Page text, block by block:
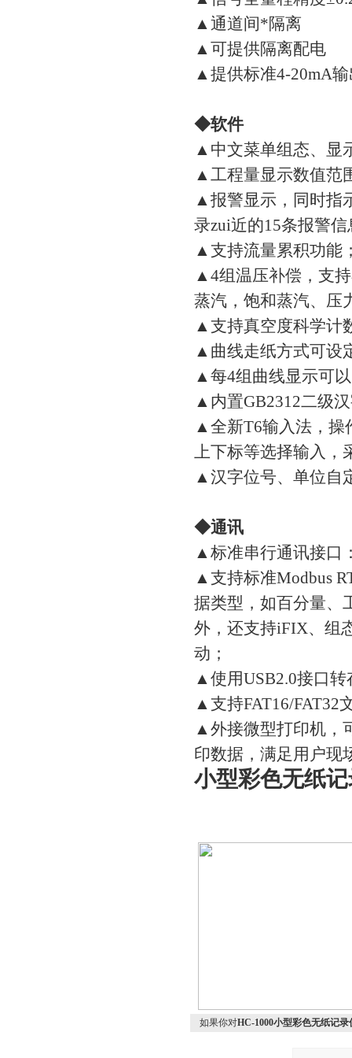
▲通道间*隔离
▲可提供隔离配电
▲提供标准4-20mA输
◆软件
▲中文菜单组态、显
▲工程量显示数值范
▲报警显示，同时指
录zui近的15条报警信
▲支持流量累积功能
▲4组温压补偿，支
蒸汽，饱和蒸汽、压
▲支持真空度科学计
▲曲线走纸方式可设
▲每4组曲线显示可
▲内置GB2312二级
▲全新T6输入法，操
上下标等选择输入，
▲汉字位号、单位自
◆通讯
▲标准串行通讯接口
▲支持标准Modbus
据类型，如百分量、
外，还支持iFIX、组
动；
▲使用USB2.0接口转
▲支持FAT16/FAT32
▲外接微型打印机，
印数据，满足用户现
小型彩色无纸
如果你对HC-1000小型彩色无纸记录